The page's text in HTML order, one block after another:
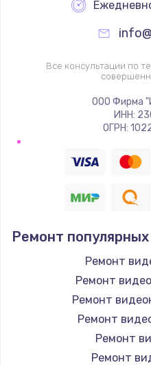
от
Замена
Замена
Ремонт
от
Все консультации по
ООО Фирма
ИНН:
ОГРН:
Ремонт
Ремонт
Ремонт
Ремонт
Ремонт
Ремонт
Ремонт